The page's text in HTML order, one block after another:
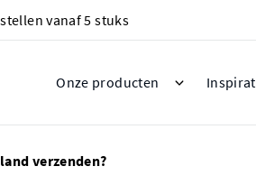
vanaf 5 stuks
Onze producten
verzenden?